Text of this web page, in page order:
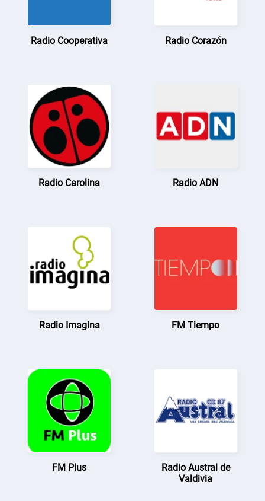
Radio Cooperativa Radio Corazón
Radio Carolina Radio ADN
Radio Imagina FM Tiempo
FM Plus
Radio Austral de
Valdivia